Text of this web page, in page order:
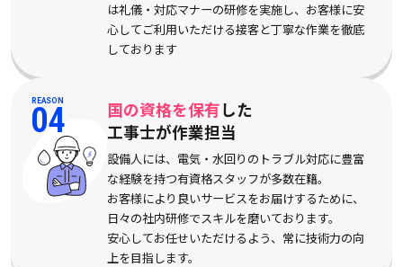
は礼儀・対応マナーの研修を実施し、お客様に安
心してご利用いただける接客と丁寧な作業を徹底
しております
REASON
04 国の資格を保有した
工事士が作業担当
設備人には、電気・水回りのトラブル対応に豊富
な経験を持つ有資格スタッフが多数在籍。
お客様により良いサービスをお届けするために、
日々の社内研修でスキルを磨いております。
安心してお任せいただけるよう、常に技術力の向
上を目指します。